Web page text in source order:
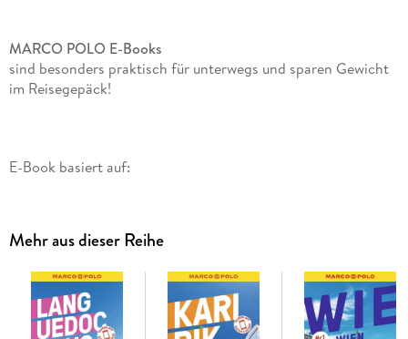
MARCO POLO E-Books
sind besonders praktisch für unterwegs und sparen Gewicht
im Reisegepäck!
E-Book basiert auf:
Reiseführer Rhodos
Mehr aus dieser Reihe